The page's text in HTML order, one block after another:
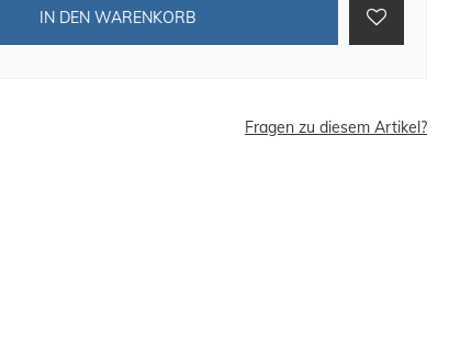
IN DEN WARENKORB
Fragen zu diesem Artikel?